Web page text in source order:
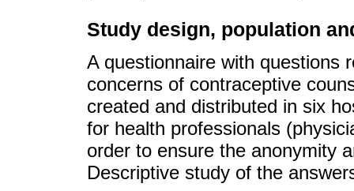
Study design, population
A questionnaire with questions
concerns of contraceptive
created and distributed in six
for health professionals
order to ensure the anonymity
Descriptive study of the